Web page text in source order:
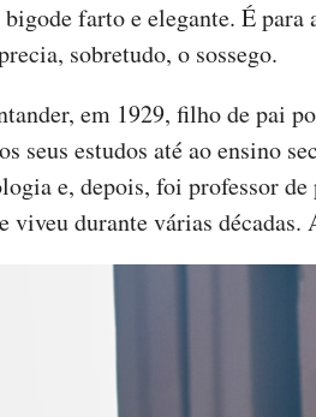
farto e elegante. É
sobretudo, o sossego.
em 1929, filho de pai
seus estudos até ao ensino
e, depois, foi professor
viveu durante várias